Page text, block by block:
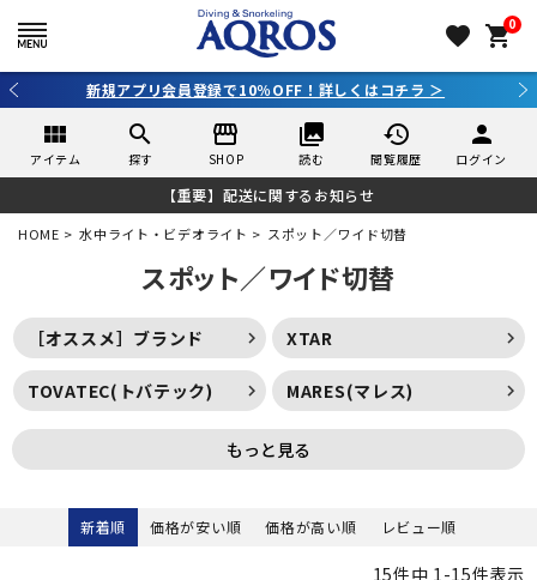
favorite 0
shopping_cart
！詳しくはコチラ ＞ 3,980円（税込）以上のご購
view_module
アイテム
search
探す
storefront
SHOP
collections
読む
history
閲覧履歴
person
ログイン
【重要】配送に関するお知らせ
HOME 水中ライト・ビデオライト スポット／ワイド切替
スポット／ワイド切替
［オススメ］ブランド XTAR
TOVATEC(トバテック) MARES(マレス)
もっと見る
新着順 価格が安い順 価格が高い順 レビュー順
15件中 1-15件表示